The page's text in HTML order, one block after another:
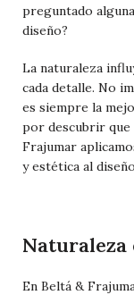
preguntado
diseño?
La naturaleza
cada detalle. No
es siempre la
por descubrir que
Frajumar
y estética al
En Beltá &